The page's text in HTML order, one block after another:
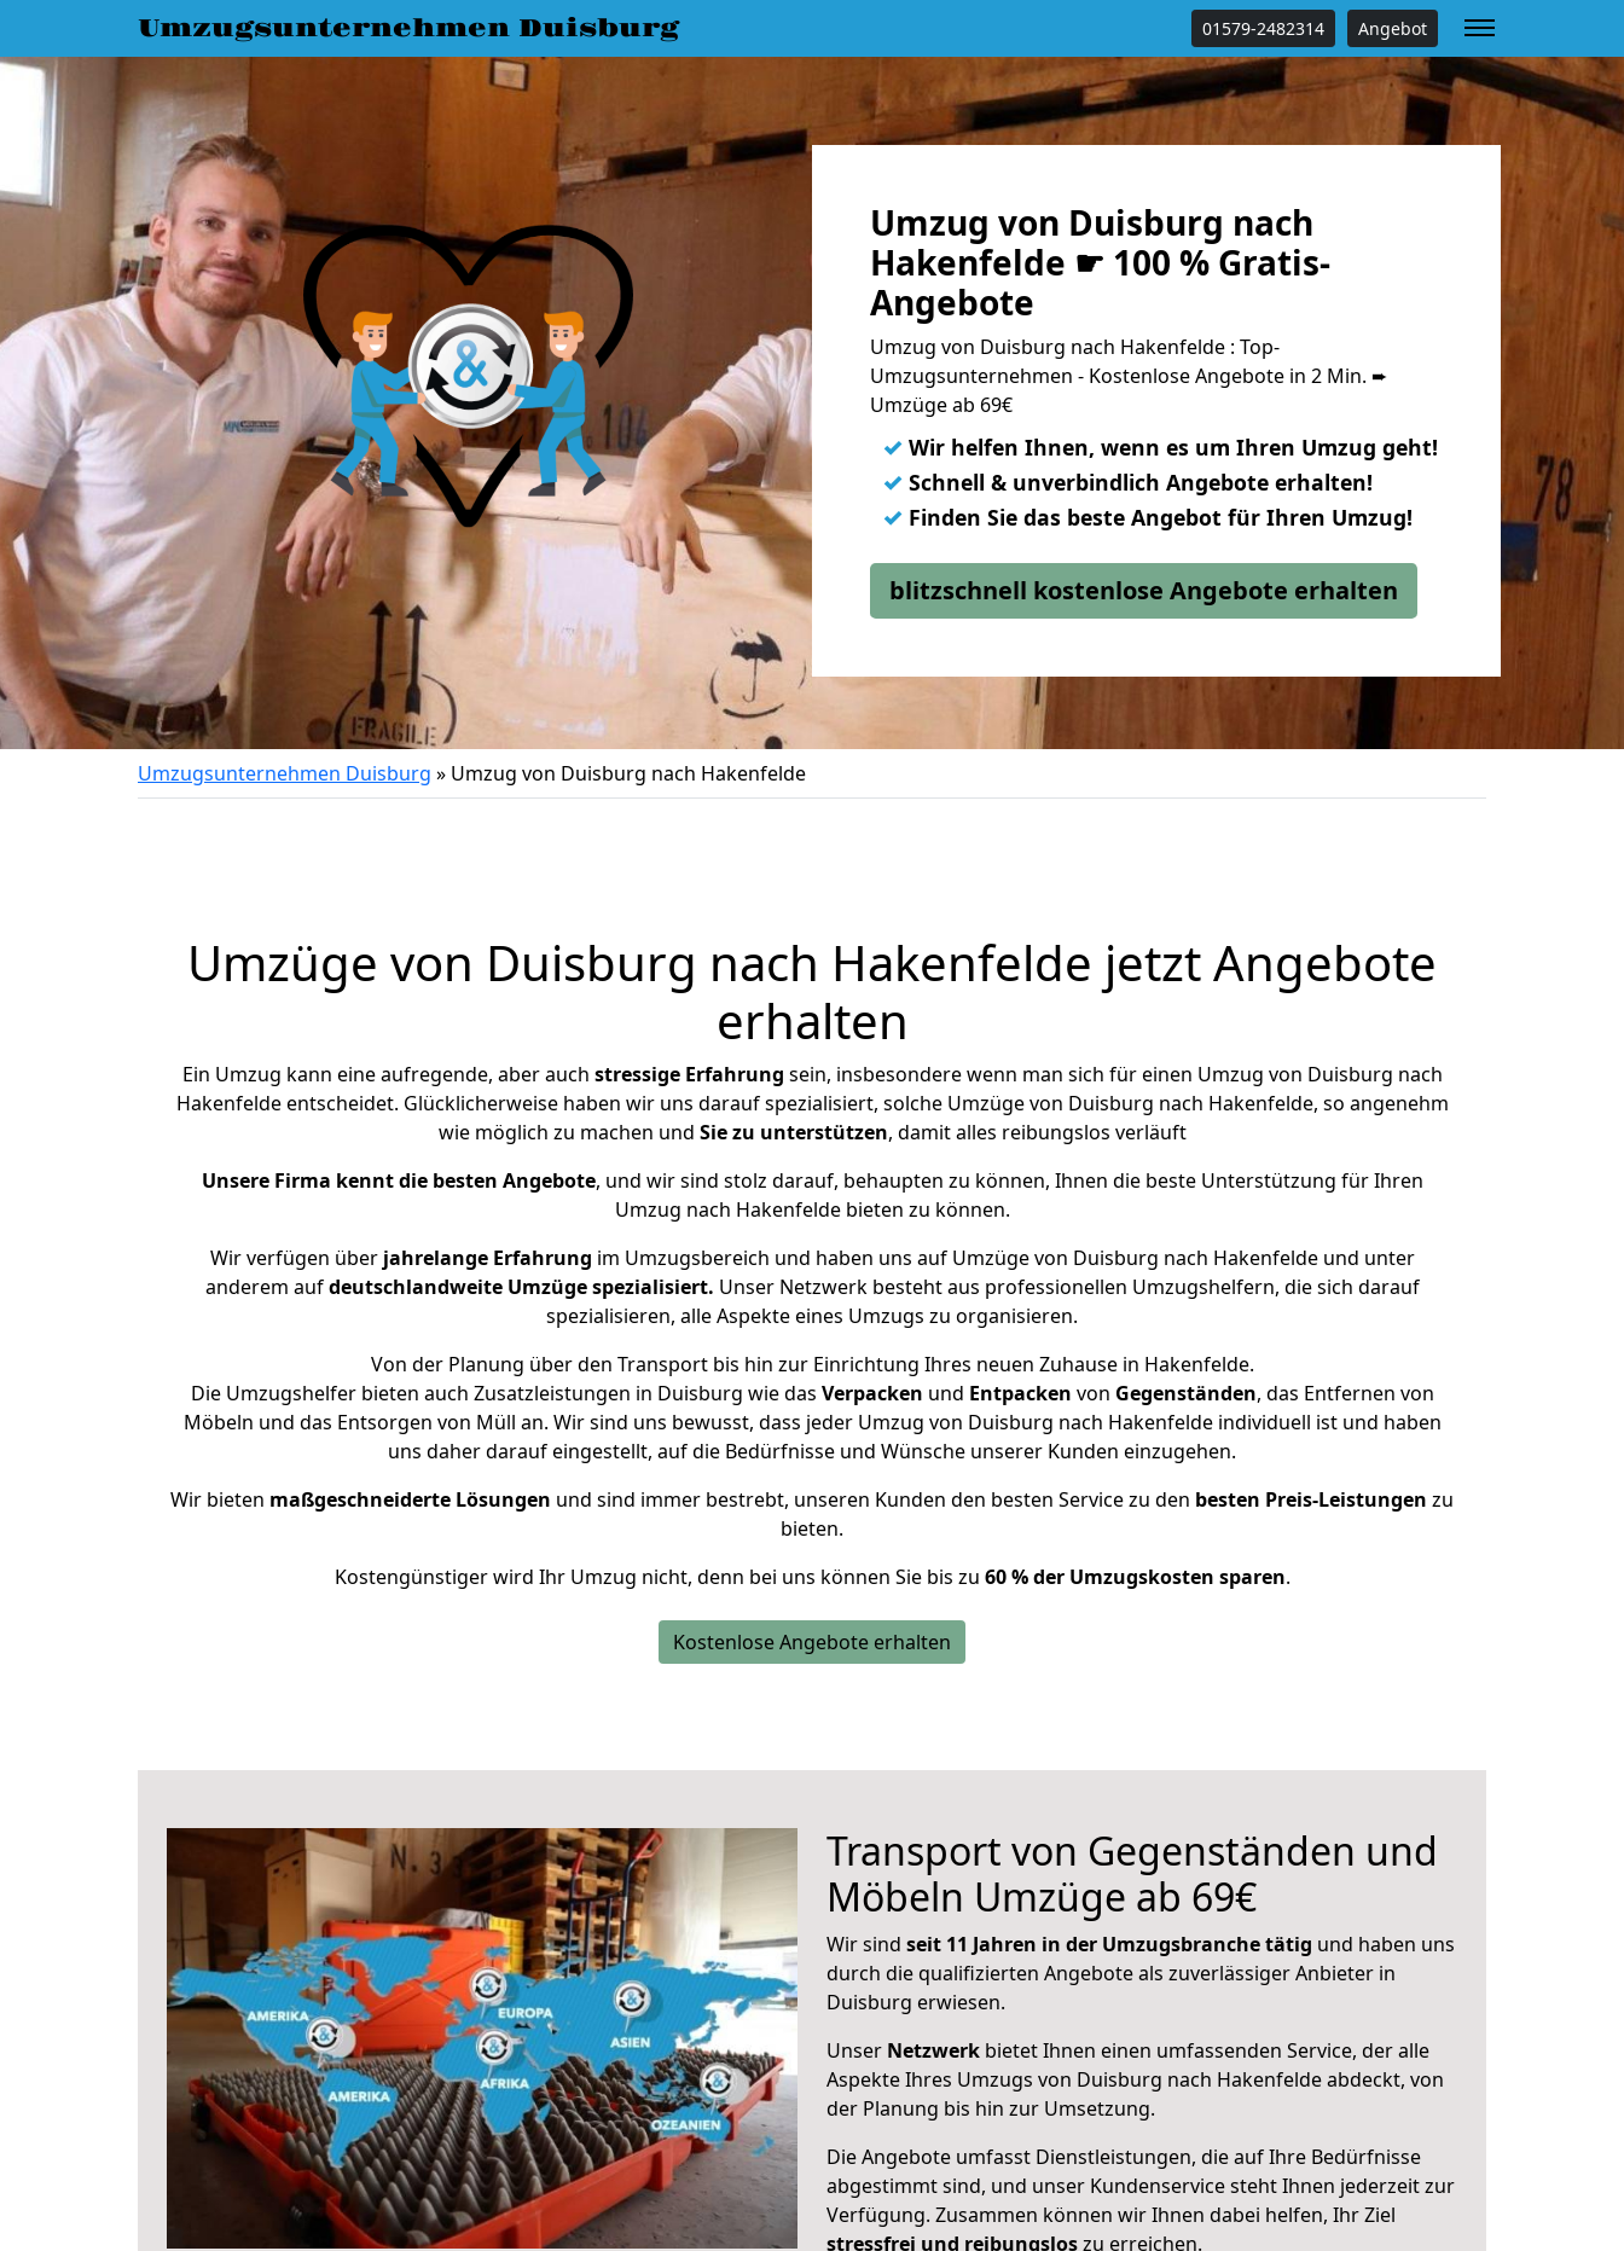
Umzugsunternehmen Duisburg 01579-2482314 Angebot
Umzug von Duisburg nach
Hakenfelde ☛ 100 % Gratis-
Angebote
Umzug von Duisburg nach Hakenfelde : Top-
Umzugsunternehmen - Kostenlose Angebote in 2 Min. ➨
Umzüge ab 69€
✓ Wir helfen Ihnen, wenn es um Ihren Umzug geht!
✓ Schnell & unverbindlich Angebote erhalten!
✓ Finden Sie das beste Angebot für Ihren Umzug!
blitzschnell kostenlose Angebote erhalten
Umzugsunternehmen Duisburg » Umzug von Duisburg nach Hakenfelde
Umzüge von Duisburg nach Hakenfelde jetzt Angebote
erhalten
Ein Umzug kann eine aufregende, aber auch stressige Erfahrung sein, insbesondere wenn man sich für einen Umzug von Duisburg nach
Hakenfelde entscheidet. Glücklicherweise haben wir uns darauf spezialisiert, solche Umzüge von Duisburg nach Hakenfelde, so angenehm
wie möglich zu machen und Sie zu unterstützen, damit alles reibungslos verläuft
Unsere Firma kennt die besten Angebote, und wir sind stolz darauf, behaupten zu können, Ihnen die beste Unterstützung für Ihren
Umzug nach Hakenfelde bieten zu können.
Wir verfügen überjahrelange Erfahrung im Umzugsbereich und haben uns auf Umzüge von Duisburg nach Hakenfelde und unter
anderem aufdeutschlandweite Umzüge spezialisiert. Unser Netzwerk besteht aus professionellen Umzugshelfern, die sich darauf
spezialisieren, alle Aspekte eines Umzugs zu organisieren.
Von der Planung über den Transport bis hin zur Einrichtung Ihres neuen Zuhause in Hakenfelde.
Die Umzugshelfer bieten auch Zusatzleistungen in Duisburg wie das Verpacken und Entpacken von Gegenständen, das Entfernen von
Möbeln und das Entsorgen von Müll an. Wir sind uns bewusst, dass jeder Umzug von Duisburg nach Hakenfelde individuell ist und haben
uns daher darauf eingestellt, auf die Bedürfnisse und Wünsche unserer Kunden einzugehen.
Wir bieten maßgeschneiderte Lösungen und sind immer bestrebt, unseren Kunden den besten Service zu den besten Preis-Leistungen zu
bieten.
Kostengünstiger wird Ihr Umzug nicht, denn bei uns können Sie bis zu 60 % der Umzugskosten sparen.
Kostenlose Angebote erhalten
Transport von Gegenständen und
Möbeln Umzüge ab 69€
Wir sind seit 11 Jahren in der Umzugsbranche tätig und haben uns
durch die qualifizierten Angebote als zuverlässiger Anbieter in
Duisburg erwiesen.
Unser Netzwerk bietet Ihnen einen umfassenden Service, der alle
Aspekte Ihres Umzugs von Duisburg nach Hakenfelde abdeckt, von
der Planung bis hin zur Umsetzung.
Die Angebote umfasst Dienstleistungen, die auf Ihre Bedürfnisse
abgestimmt sind, und unser Kundenservice steht Ihnen jederzeit zur
Verfügung. Zusammen können wir Ihnen dabei helfen, Ihr Ziel
stressfrei und reibungsloszu erreichen.